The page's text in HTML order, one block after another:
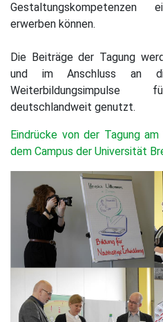
erwerben können.
Die Beiträge der Tagung
und im Anschluss an
Weiterbildungsimpulse
deutschlandweit genutzt.
Eindrücke von der Tagung
dem Campus der Universität